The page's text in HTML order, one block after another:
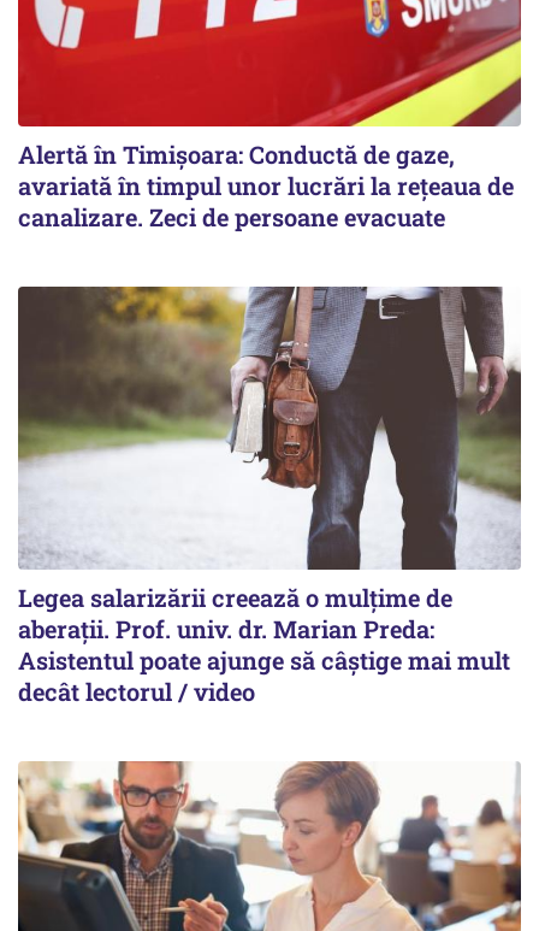
Alertă în Timișoara: Conductă de gaze,
avariată în timpul unor lucrări la rețeaua de
canalizare. Zeci de persoane evacuate
Legea salarizării creează o mulțime de
aberații. Prof. univ. dr. Marian Preda:
Asistentul poate ajunge să câștige mai mult
decât lectorul / video